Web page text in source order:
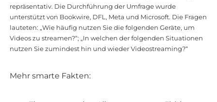
repräsentativ. Die Durchführung der Umfrage wurde
unterstützt von Bookwire, DFL, Meta und Microsoft. Die Fragen
lauteten: „Wie häufig nutzen Sie die folgenden Geräte, um
Videos zu streamen?“; „In welchen der folgenden Situationen
nutzen Sie zumindest hin und wieder Videostreaming?“
Mehr smarte Fakten: